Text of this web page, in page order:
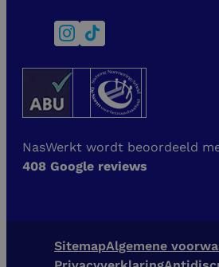
NasWerkt wordt beoordeeld
408 Google reviews
SitemapAlgemene